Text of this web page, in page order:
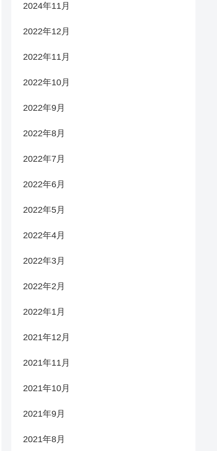
2024年11月
2022年12月
2022年11月
2022年10月
2022年9月
2022年8月
2022年7月
2022年6月
2022年5月
2022年4月
2022年3月
2022年2月
2022年1月
2021年12月
2021年11月
2021年10月
2021年9月
2021年8月